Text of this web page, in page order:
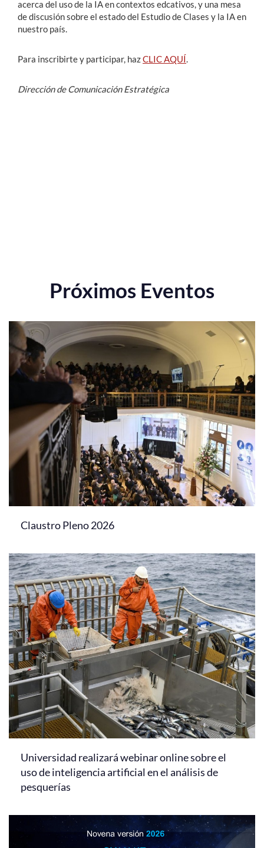
acerca del uso de la IA en contextos edcativos, y una mesa
de discusión sobre el estado del Estudio de Clases y la IA en
nuestro país.
Para inscribirte y participar, hazCLIC AQUÍ
Dirección de Comunicación Estratégica
Próximos Eventos
Claustro Pleno 2026
Universidad realizará webinar online sobre el
uso de inteligencia artificial en el análisis de
pesquerías